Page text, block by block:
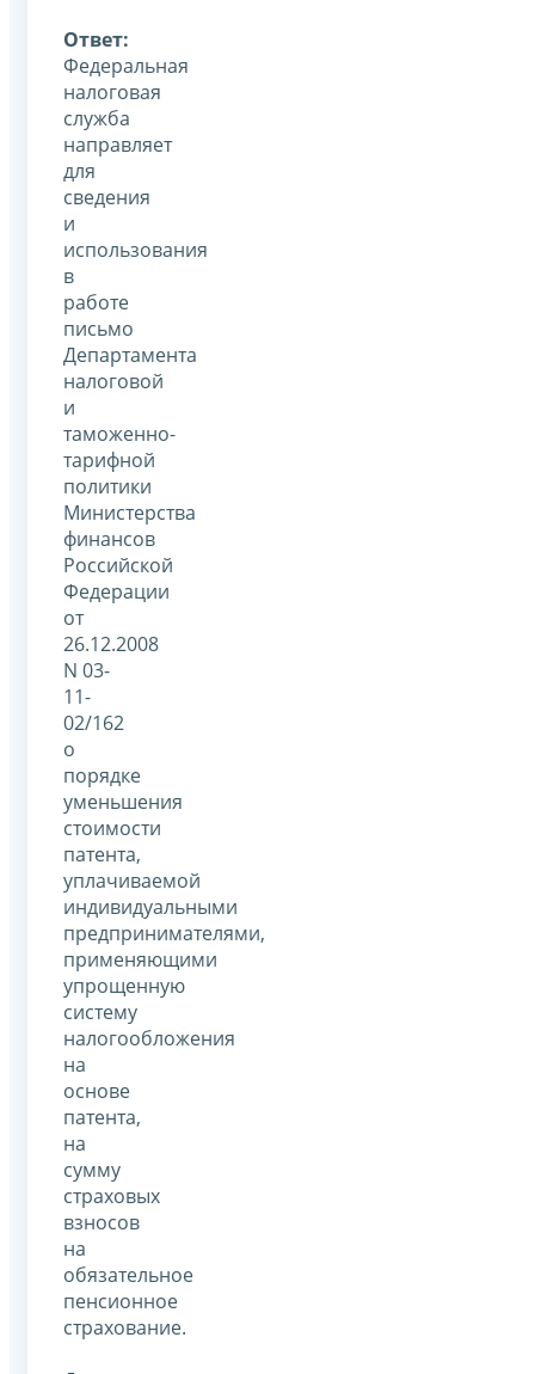
Ответ:
Федеральная
налоговая
служба
направляет
для
сведения
и
использования
в
работе
письмо
Департамента
налоговой
и
таможенно-
тарифной
политики
Министерства
финансов
Российской
Федерации
от
26.12.2008
N 03-
11-
02/162
о
порядке
уменьшения
стоимости
патента,
уплачиваемой
индивидуальными
предпринимателями,
применяющими
упрощенную
систему
налогообложения
на
основе
патента,
на
сумму
страховых
взносов
на
обязательное
пенсионное
страхование.